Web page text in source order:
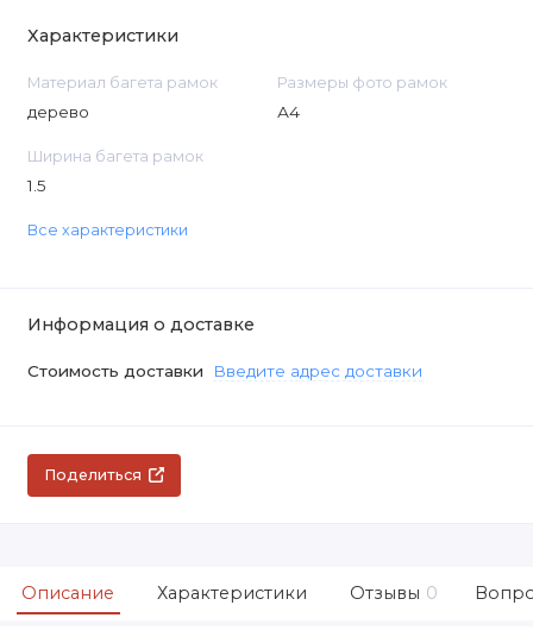
Характеристики
Материал багета рамок
дерево
Размеры фото рамок
А4
Ширина багета рамок
1.5
Все характеристики
Информация о доставке
Стоимость доставки Введите адрес доставки
Поделиться
Описание Характеристики Отзывы 0